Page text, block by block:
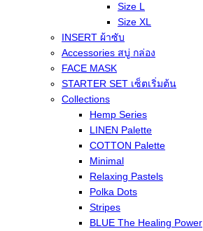
Size L
Size XL
INSERT ผ้าซับ
Accessories สบู่ กล่อง
FACE MASK
STARTER SET เซ็ตเริ่มต้น
Collections
Hemp Series
LINEN Palette
COTTON Palette
Minimal
Relaxing Pastels
Polka Dots
Stripes
BLUE The Healing Power